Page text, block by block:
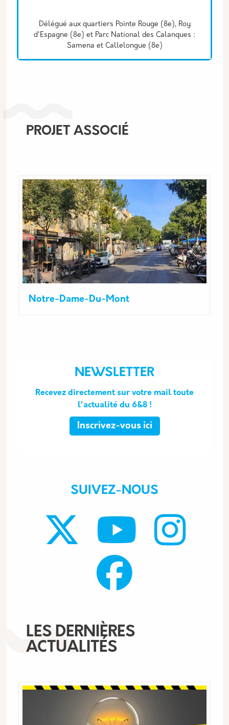
Délégué aux quartiers Pointe Rouge (8e), Roy
d'Espagne (8e) et Parc National des Calanques :
Samena et Callelongue (8e)
PROJET ASSOCIÉ
Notre-Dame-Du-Mont
NEWSLETTER
Recevez directement sur votre mail toute
l'actualité du 6&8 !
Inscrivez-vous ici
SUIVEZ-NOUS
LES DERNIÈRES
ACTUALITÉS